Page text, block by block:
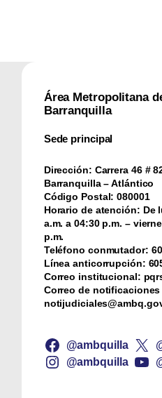
Área Metropolitana
Barranquilla
Sede principal
Dirección: Carrera 46 #
Barranquilla – Atlántico
Código Postal: 080001
Horario de atención: De
a.m. a 04:30 p.m. –
p.m.
Teléfono conmutador:
Línea anticorrupción:
Correo institucional:
Correo de
@ambquilla
@ambquilla